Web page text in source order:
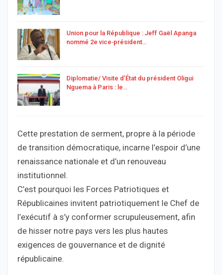
Union pour la République : Jeff Gaël Apanga
nommé 2e vice‑président…
Diplomatie/ Visite d’État du président Oligui
Nguema à Paris : le…
Cette prestation de serment, propre à la période
de transition démocratique, incarne l’espoir d’une
renaissance nationale et d’un renouveau
institutionnel.
C’est pourquoi les Forces Patriotiques et
Républicaines invitent patriotiquement le Chef de
l’exécutif à s’y conformer scrupuleusement, afin
de hisser notre pays vers les plus hautes
exigences de gouvernance et de dignité
républicaine.